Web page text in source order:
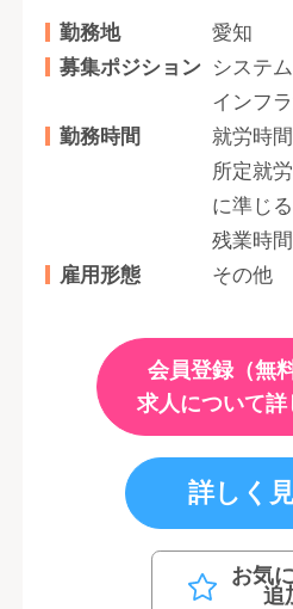
勤務地
愛知
募集ポジション システ
インフ
勤務時間
就労時
所定就
に準じる
残業時
雇用形態
その他
会員登録（無
求人について詳
詳しく
お気
追